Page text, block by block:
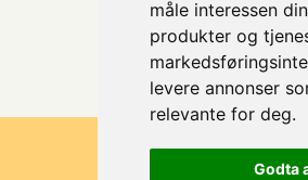
måle interessen
produkter og
levere annonser
relevante for deg.
Godta